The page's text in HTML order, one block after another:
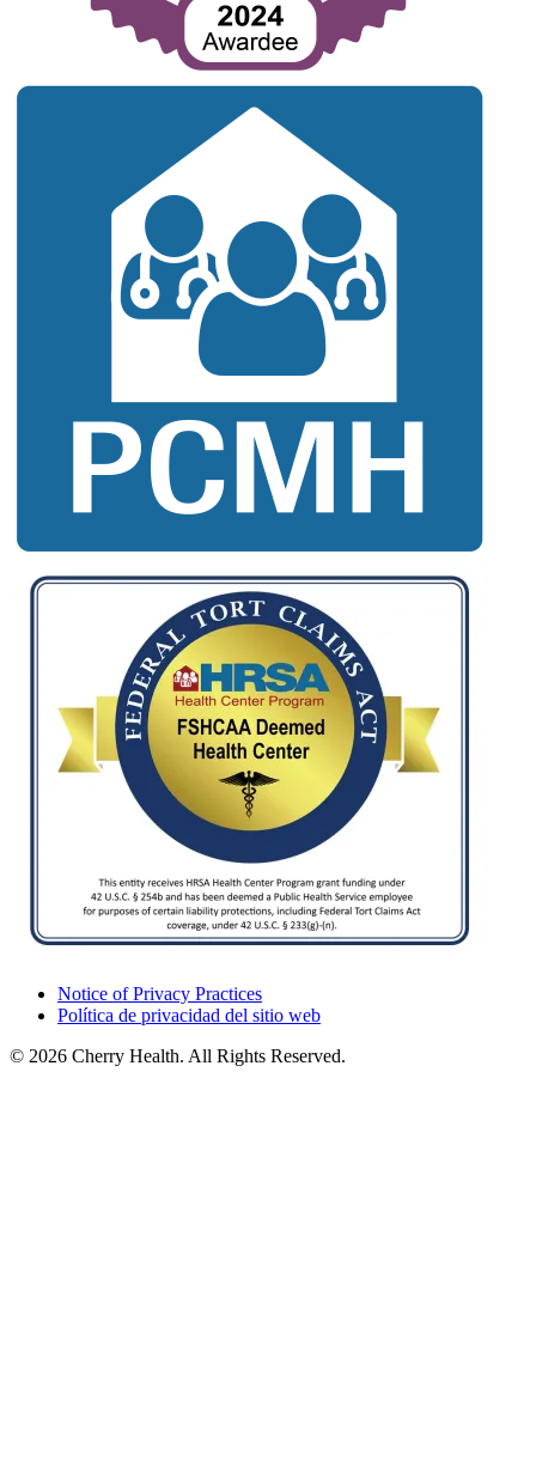
Notice of Privacy Practices
Política de privacidad del sitio web
© 2026 Cherry Health. All Rights Reserved.